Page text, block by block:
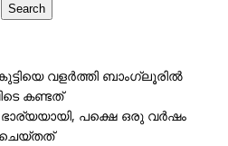
Search
വളർത്തി ബാംഗ്ലൂരിൽ
കണ്ടത്
പക്ഷെ ഒരു വർഷം